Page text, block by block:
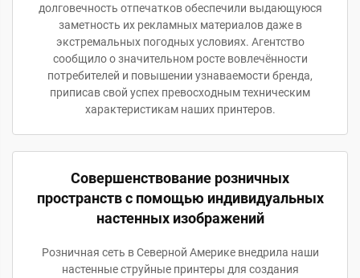
долговечность отпечатков обеспечили выдающуюся
заметность их рекламных материалов даже в
экстремальных погодных условиях. Агентство
сообщило о значительном росте вовлечённости
потребителей и повышении узнаваемости бренда,
приписав свой успех превосходным техническим
характеристикам наших принтеров.
Совершенствование розничных
пространств с помощью индивидуальных
настенных изображений
Розничная сеть в Северной Америке внедрила наши
настенные струйные принтеры для создания